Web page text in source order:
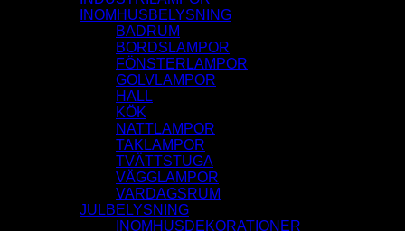
INOMHUSBELYSNING
BADRUM
BORDSLAMPOR
FÖNSTERLAMPOR
GOLVLAMPOR
HALL
KÖK
NATTLAMPOR
TAKLAMPOR
TVÄTTSTUGA
VÄGGLAMPOR
VARDAGSRUM
JULBELYSNING
INOMHUSDEKORATIONER